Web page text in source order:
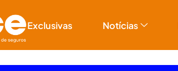
Exclusivas Notícias